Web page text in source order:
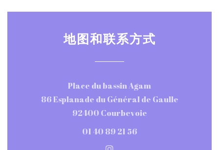
地图和联系方式
Place du bassin Agam
86 Esplanade du Général de Gaulle
92400 Courbevoie((在新窗口中打开))
01 40 89 21 56